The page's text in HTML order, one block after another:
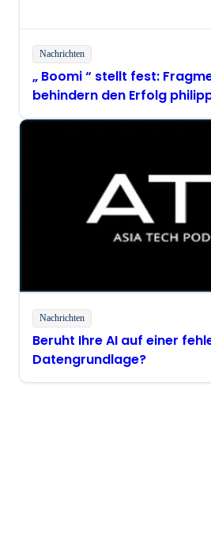
Nachrichten
„ Boomi “ stellt fest:
behindern den Erfolg
Unternehmen im Bereich „
Nachrichten
Beruht Ihre AI auf einer
Datengrundlage?